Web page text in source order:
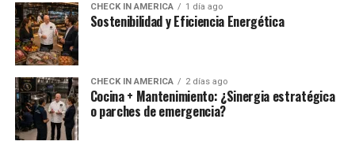
CHECK IN AMERICA 1 día ago
Sostenibilidad y Eficiencia Energética
CHECK IN AMERICA 2 días ago
Cocina + Mantenimiento: ¿Sinergia estratégica
o parches de emergencia?